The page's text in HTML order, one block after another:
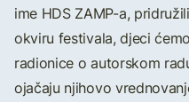
ime HDS ZAMP-a,
okviru festivala, djeci
radionice o autorskom
ojačaju njihovo